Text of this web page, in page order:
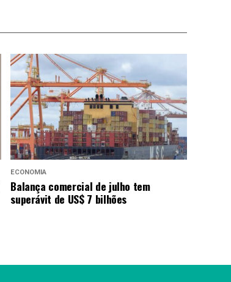
ECONOMIA
Balança comercial de julho tem
superávit de US$ 7 bilhões